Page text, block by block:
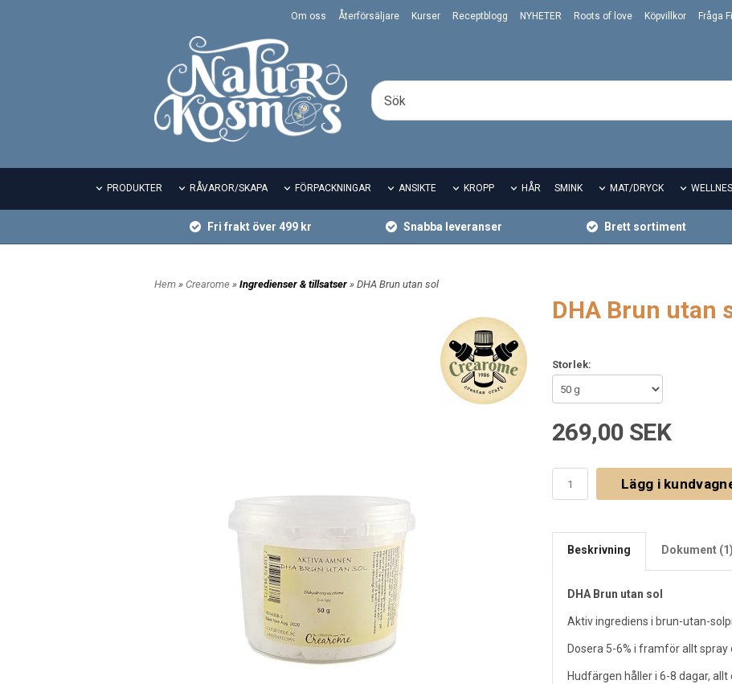
Om oss Återförsäljare Kurser Receptblogg NYHETER Roots of love Köpvillkor Fråga
PRODUKTER RÅVAROR/SKAPA FÖRPACKNINGAR ANSIKTE KROPP HÅR SMINK MAT/DRYCK
Fri frakt över 499 kr Snabba leveranser Brett sortiment
Hem » Crearome » Ingredienser & tillsatser » DHA Brun utan sol
DHA Brun utan
Storlek:
269,00 SEK
Lägg i
Beskrivning Dokument (1)
DHA Brun utan sol
Aktiv ingrediens i brun-utan-
Dosera 5-6% i framför allt spray
Hudfärgen håller i 6-8 dagar,